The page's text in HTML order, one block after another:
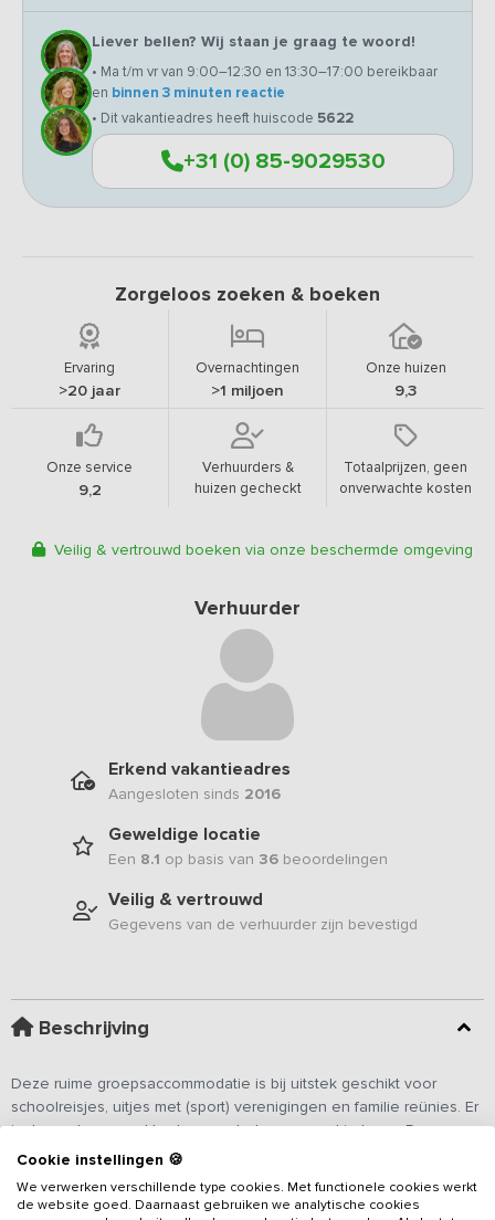
Liever bellen? Wij staan je graag te woord!
• Ma t/m vr van 9:00–12:30 en 13:30–17:00 bereikbaar
en binnen 3 minuten reactie
• Dit vakantieadres heeft huiscode 5622
+31 (0) 85-9029530
Zorgeloos zoeken & boeken
Ervaring
>20 jaar
Overnachtingen
>1 miljoen
Onze huizen
9,3
Onze service
9,2
Verhuurders &
huizen gecheckt
Totaalprijzen, geen
onverwachte kosten
Veilig & vertrouwd boeken via onze beschermde omgeving
Verhuurder
Erkend vakantieadres
Aangesloten sinds 2016
Geweldige locatie
Een 8.1 op basis van 36 beoordelingen
Veilig & vertrouwd
Gegevens van de verhuurder zijn bevestigd
Beschrijving
Deze ruime groepsaccommodatie is bij uitstek geschikt voor
schoolreisjes, uitjes met (sport) verenigingen en familie reünies. Er
is dan ook erg veel te doen en beleven voor kinderen. De
accommodatie is daarnaast gelegen op een plek waar je midden
Lees meer
Cookie instellingen 🍪
We verwerken verschillende type cookies. Met functionele cookies werkt
de website goed. Daarnaast gebruiken we analytische cookies